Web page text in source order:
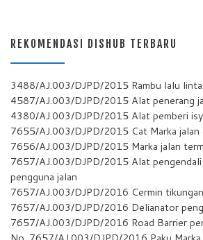
REKOMENDASI DISHUB TERBARU
3488/AJ.003/DJPD/2015 Rambu lalu
4587/AJ.003/DJPD/2015 Alat penerang
4380/AJ.003/DJPD/2015 Alat pemberi
7655/AJ.003/DJPD/2015 Cat Marka jalan
7656/AJ.003/DJPD/2015 Marka jalan
7657/AJ.003/DJPD/2015 Alat pengendali
pengguna jalan
7657/AJ.003/DJPD/2016 Cermin tikungan
7657/AJ.003/DJPD/2016 Delianator
7657/AJ.003/DJPD/2016 Road Barrier